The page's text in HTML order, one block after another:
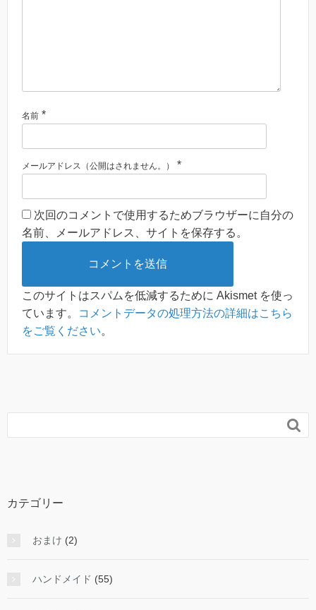
名前 *
メールアドレス（公開はされません。） *
次回のコメントで使用するためブラウザーに自分の
名前、メールアドレス、サイトを保存する。
このサイトはスパムを低減するために Akismet を使っ
ています。
コメントデータの処理方法の詳細はこちら
をご覧ください。

カテゴリー
おまけ (2)
ハンドメイド (55)